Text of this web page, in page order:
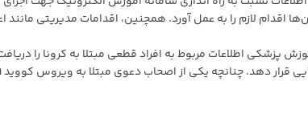
لازم را به عمل آورد. همچنین، اقدامات مدیریتی مانند
پزشکی اطلاعات مربوط به افراد قطعی مبتلا به کرونا را
کرده و از طریق